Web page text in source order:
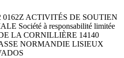
0162Z ACTIVITÉS DE SOUTIEN
Société à responsabilité limitée
LA CORNILLIÈRE 14140
NORMANDIE LISIEUX